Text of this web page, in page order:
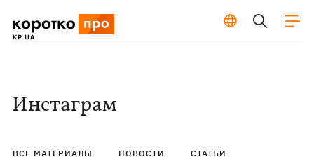
Инстаграм
ВСЕ МАТЕРИАЛЫ НОВОСТИ СТАТЬИ